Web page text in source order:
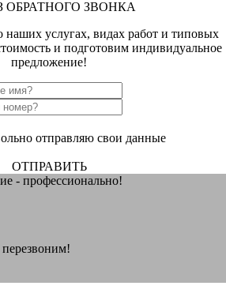
ОБРАТНОГО ЗВОНКА
наших услугах, видах работ и типовых
и подготовим индивидуальное
предложение!
отправляю свои данные
ОТПРАВИТЬ
- профессионально!